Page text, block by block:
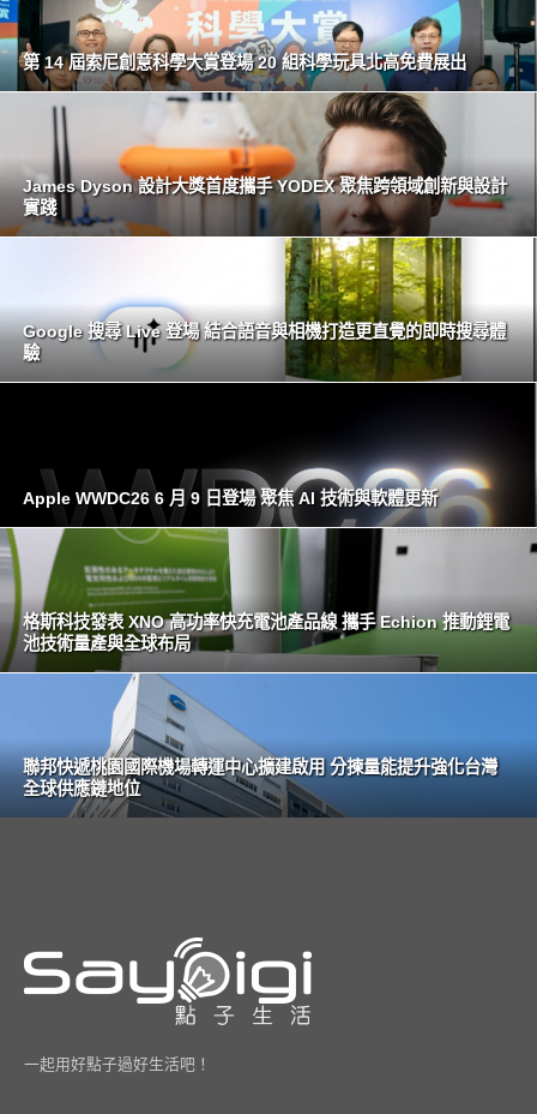
第 14 屆索尼創意科學大賞登場 20 組科學玩具北高免費展出
James Dyson 設計大獎首度攜手 YODEX 聚焦跨領域創新與設計
實踐
Google 搜尋 Live 登場 結合語音與相機打造更直覺的即時搜尋體
驗
Apple WWDC26 6 月 9 日登場 聚焦 AI 技術與軟體更新
格斯科技發表 XNO 高功率快充電池產品線 攜手 Echion 推動鋰電
池技術量產與全球布局
聯邦快遞桃園國際機場轉運中心擴建啟用 分揀量能提升強化台灣
全球供應鏈地位
一起用好點子過好生活吧！